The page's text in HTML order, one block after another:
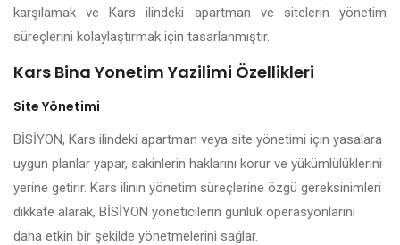
karşılamak ve Kars ilindeki apartman ve sitelerin yönetim
süreçlerini kolaylaştırmak için tasarlanmıştır.
Kars Bina Yonetim Yazilimi Özellikleri
Site Yönetimi
BİSİYON, Kars ilindeki apartman veya site yönetimi için yasalara
uygun planlar yapar, sakinlerin haklarını korur ve yükümlülüklerini
yerine getirir. Kars ilinin yönetim süreçlerine özgü gereksinimleri
dikkate alarak, BİSİYON yöneticilerin günlük operasyonlarını
daha etkin bir şekilde yönetmelerini sağlar.